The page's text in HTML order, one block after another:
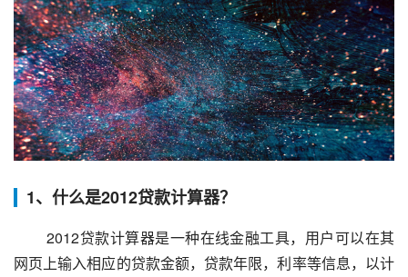
1、什么是2012贷款计算器？
2012贷款计算器是一种在线金融工具，用户可以在其
网页上输入相应的贷款金额，贷款年限，利率等信息，以计